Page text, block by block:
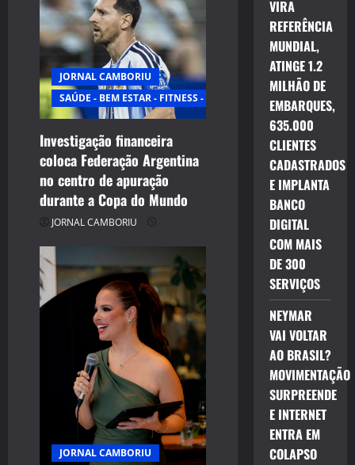
JORNAL CAMBORIU
SAÚDE - BEM ESTAR - FITNESS - ESPORTE
Investigação financeira
coloca Federação Argentina
no centro de apuração
durante a Copa do Mundo
JORNAL CAMBORIU
JORNAL CAMBORIU
VIRA
REFERÊNCIA
MUNDIAL,
ATINGE 1.2
MILHÃO DE
EMBARQUES,
635.000
CLIENTES
CADASTRADOS
E IMPLANTA
BANCO
DIGITAL
COM MAIS
DE 300
SERVIÇOS
NEYMAR
VAI VOLTAR
AO BRASIL?
MOVIMENTAÇÃO
SURPREENDE
E INTERNET
ENTRA EM
COLAPSO